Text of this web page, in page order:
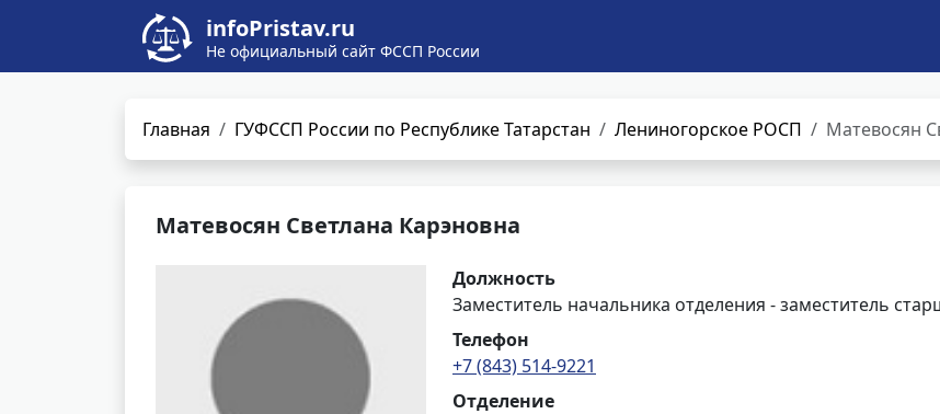
infoPristav.ru
Не официальный сайт ФССП России
Главная ГУФССП России по Республике Татарстан Лениногорское РОСП Матевосян
Матевосян Светлана Карэновна
Должность
Заместитель начальника отделения - заместитель
Телефон
+7 (843) 514-9221
Отделение